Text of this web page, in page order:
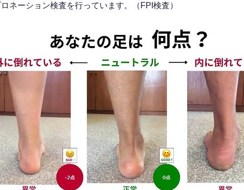
ネーション検査を行っています。（FPI検査）​